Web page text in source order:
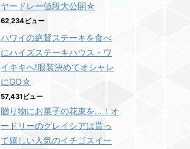
ヤードレー値段大公開☆
62,234ビュー
ハワイの絶賛ステーキを食べ
にハイズステーキハウス・ワ
イキキへ!服装決めてオシャレ
にGO☆
57,431ビュー
贈り物にお菓子の花束を…！オ
ードリーのグレイシアは貰っ
て嬉しい人気のイチゴスイー